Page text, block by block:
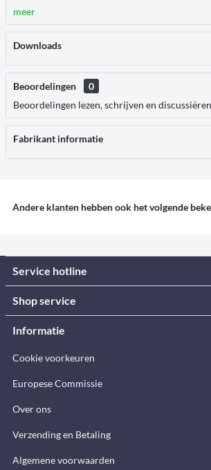
meer
Downloads
Beoordelingen
0
Beoordelingen lezen, schrijven en
Fabrikant informatie
Andere klanten hebben ook het volgende
Service hotline
Shop service
Informatie
Cookie voorkeuren
Europese Commissie
Over ons
Verzending en Betaling
Algemene voorwaarden